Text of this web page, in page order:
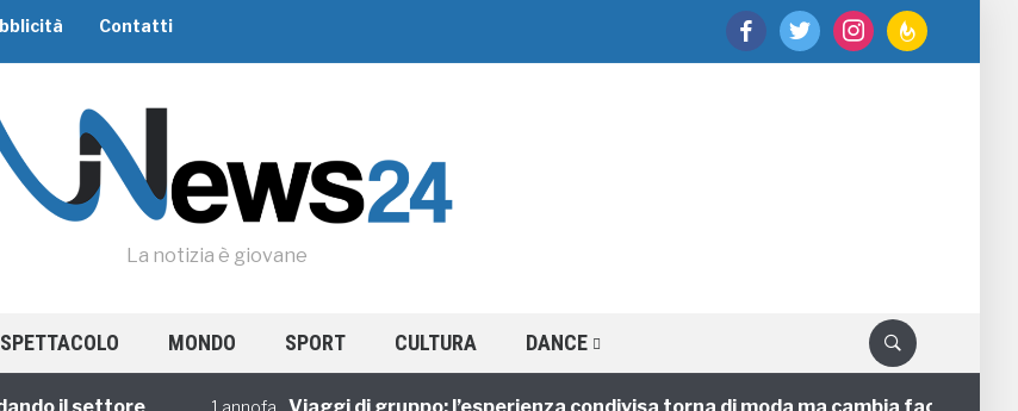
facebooktwitter instagramfeedburner
Contatti
La notizia è giovane
SPETTACOLO MONDO SPORT CULTURA DANCE